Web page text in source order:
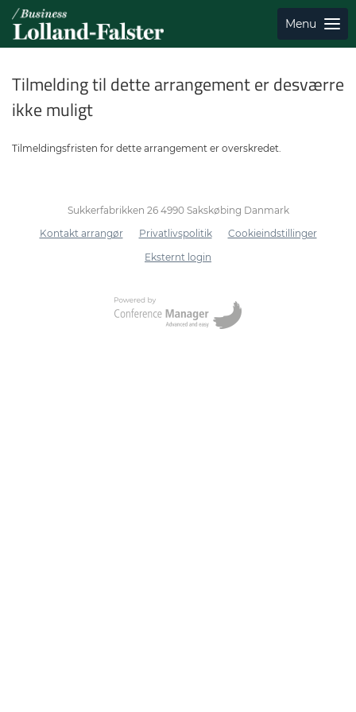
Menu
Tilmelding til dette arrangement er desværre
ikke muligt
Tilmeldingsfristen for dette arrangement er overskredet.
Sukkerfabrikken 26 4990 Sakskøbing Danmark
Kontakt arrangør
Privatlivspolitik
Cookieindstillinger
Eksternt login